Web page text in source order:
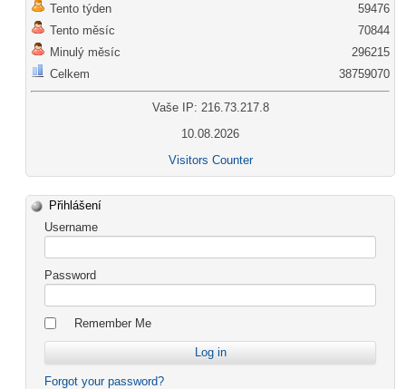
Tento týden
Tento měsíc
Minulý měsíc
Celkem
59476
70844
296215
38759070
Vaše IP: 216.73.217.8
10.08.2026
Visitors Counter
Přihlášení
Username
Password
Remember Me
Forgot your password?